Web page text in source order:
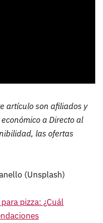
artículo son afiliados y
a Directo al
las ofertas
(Unsplash)
pizza: ¿Cuál